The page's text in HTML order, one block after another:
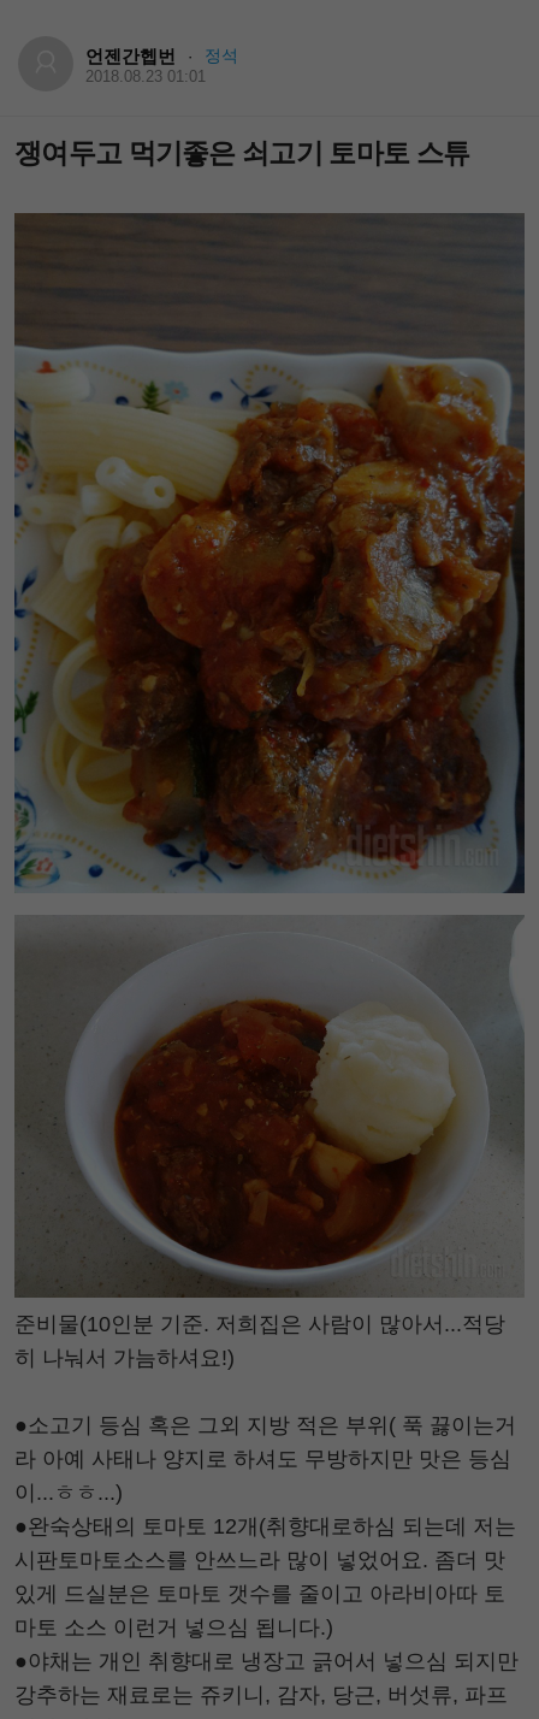
언젠간헵번 · 정석
2018.08.23 01:01
쟁여두고 먹기좋은 쇠고기 토마토 스튜
준비물(10인분 기준. 저희집은 사람이 많아서...적당
히 나눠서 가늠하셔요!)
●소고기 등심 혹은 그외 지방 적은 부위( 푹 끓이는거
라 아예 사태나 양지로 하셔도 무방하지만 맛은 등심
이...ㅎㅎ...)
●완숙상태의 토마토 12개(취향대로하심 되는데 저는
시판토마토소스를 안쓰느라 많이 넣었어요. 좀더 맛
있게 드실분은 토마토 갯수를 줄이고 아라비아따 토
마토 소스 이런거 넣으심 됩니다.)
●야채는 개인 취향대로 냉장고 긁어서 넣으심 되지만
강추하는 재료로는 쥬키니, 감자, 당근, 버섯류, 파프